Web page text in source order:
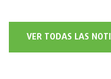
VER TODAS LAS